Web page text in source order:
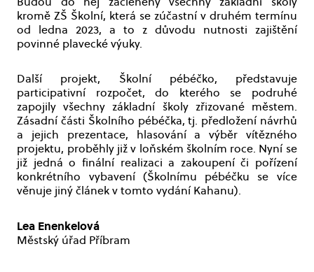
kromě ZŠ Školní, která se zúčastní v druhém termínu
od ledna 2023, a to z důvodu nutnosti zajištění
povinné plavecké výuky.
Další projekt, Školní pébéčko, představuje
participativní rozpočet, do kterého se podruhé
zapojily všechny základní školy zřizované městem.
Zásadní části Školního pébéčka, tj. předložení návrhů
a jejich prezentace, hlasování a výběr vítězného
projektu, proběhly již v loňském školním roce. Nyní se
již jedná o finální realizaci a zakoupení či pořízení
konkrétního vybavení (Školnímu pébéčku se více
věnuje jiný článek v tomto vydání Kahanu).
Lea Enenkelová
Městský úřad Příbram